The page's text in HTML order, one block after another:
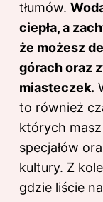
tłumów.
ciepła, a
że możesz
górach oraz
miasteczek.
to również
których
specjałów
kultury. Z
gdzie liście